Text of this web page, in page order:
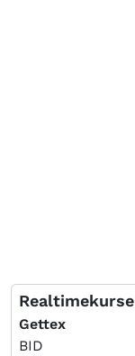
Realtimekurse
Gettex
BID